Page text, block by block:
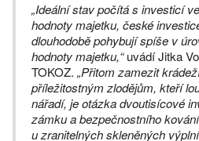
„Ideální stav počítá s investicí
hodnoty majetku, české
dlouhodobě pohybují spíše v
hodnoty majetku,“uvádí Jitka
TOKOZ. „Přitom zamezit
příležitostným zlodějům, kteří
nářadí, je otázka dvoutisícové
zámku a bezpečnostního
u zranitelných skleněných